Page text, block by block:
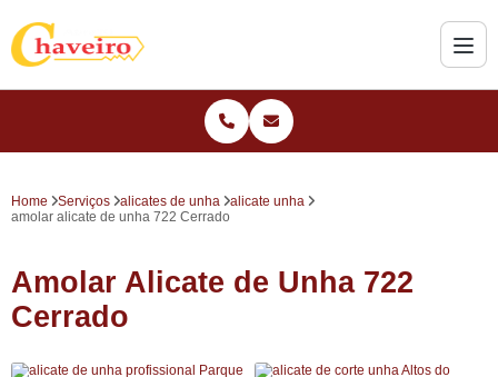
Home Serviços alicates de unha
alicate unha
amolar alicate de unha 722 Cerrado
Amolar Alicate de Unha 722
Cerrado